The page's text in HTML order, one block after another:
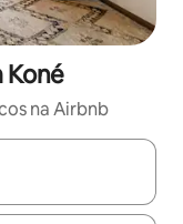
na Airbnb
navegue com